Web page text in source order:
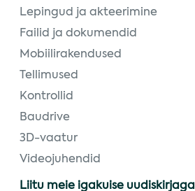
Lepingud ja akteerimine
Failid ja dokumendid
Mobiilirakendused
Tellimused
Kontrollid
Baudrive
3D-vaatur
Videojuhendid
Liitu meie igakuise uudiskirjaga